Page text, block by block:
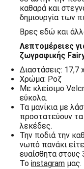
καθαρά και
δημιουργία των
Βρες εδώ και
Λεπτομέρειες
ζωγραφικής
Διαστάσεις: 17,7
Χρώμα: Ροζ
Με κλείσιμο
εύκολα.
Τα μανίκια με
προστατεύουν
λεκέδες.
Την ποδιά την
νωπό πανάκι
ευαίσθητα στους
Το instagram μας.